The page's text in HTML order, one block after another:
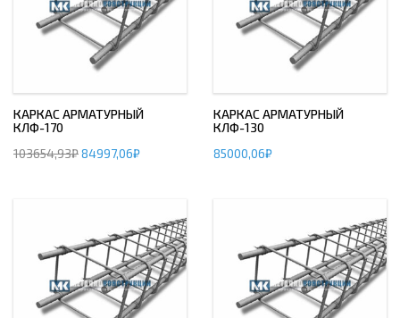
КАРКАС АРМАТУРНЫЙ
КЛФ-170
103654,93₽84997,06₽
КАРКАС АРМАТУРНЫЙ
КЛФ-130
85000,06₽